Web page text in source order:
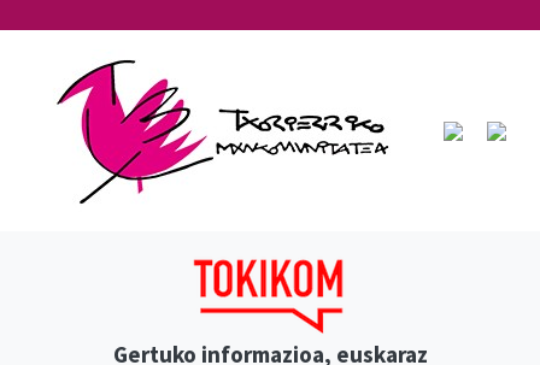
Gertuko informazioa, euskaraz